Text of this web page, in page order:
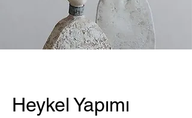
Heykel Yapımı